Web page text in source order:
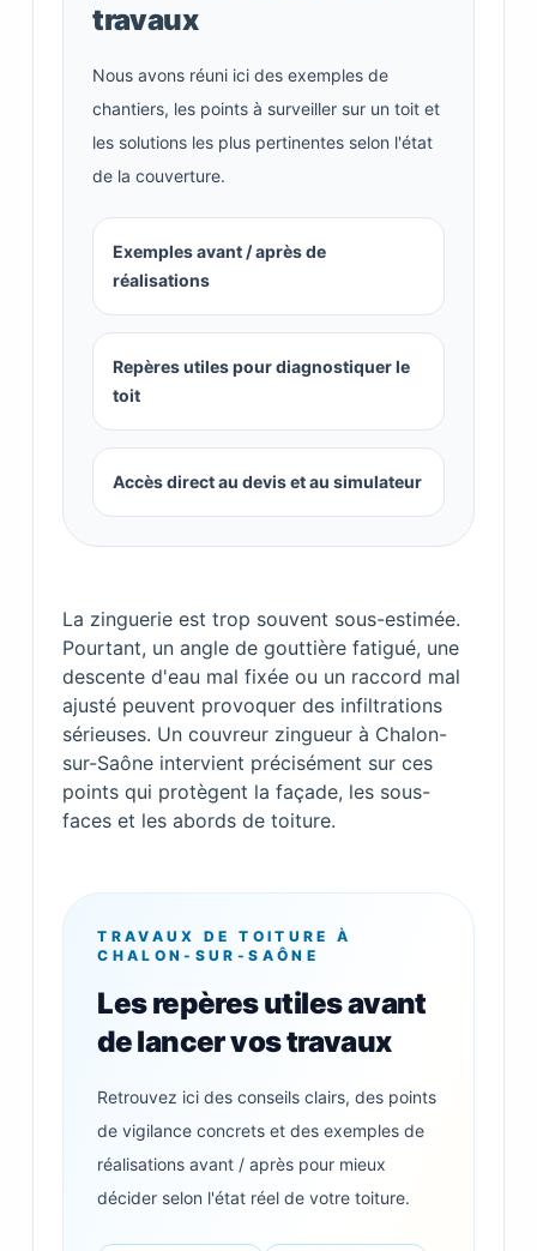
travaux
Nous avons réuni ici des exemples de
chantiers, les points à surveiller sur un toit et
les solutions les plus pertinentes selon l'état
de la couverture.
Exemples avant / après de
réalisations
Repères utiles pour diagnostiquer le
toit
Accès direct au devis et au simulateur
La zinguerie est trop souvent sous-estimée.
Pourtant, un angle de gouttière fatigué, une
descente d'eau mal fixée ou un raccord mal
ajusté peuvent provoquer des infiltrations
sérieuses. Un couvreur zingueur à Chalon-
sur-Saône intervient précisément sur ces
points qui protègent la façade, les sous-
faces et les abords de toiture.
TRAVAUX DE TOITURE À
CHALON-SUR-SAÔNE
Les repères utiles avant
de lancer vos travaux
Retrouvez ici des conseils clairs, des points
de vigilance concrets et des exemples de
réalisations avant / après pour mieux
décider selon l'état réel de votre toiture.